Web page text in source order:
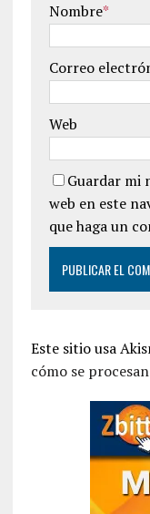
Nombre*
Correo
Web
Guardar mi
web en este
que haga un
Este sitio usa
cómo se